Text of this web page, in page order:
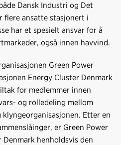
Dansk Industri og Det
flere ansatte stasjonert i
har et spesielt ansvar for å
også innen havvind.
Green Power
Energy Cluster Denmark
for medlemmer innen
og rolledeling mellom
Etter en
er Green Power
henholdsvis den